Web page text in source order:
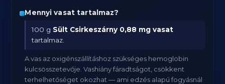
Mennyi vasat tartalmaz?
100 g Sült Csirkeszárny 0,88 mg vasat
tartalmaz.
A vas az oxigénszállításhoz szükséges hemoglobin
kulcsösszetevője. Vashiány fáradtságot, csökkent
terhelhetőséget okozhat — ami edzés alapú fogyásnál